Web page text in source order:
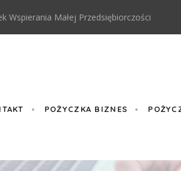
Wspierania Małej Przedsiębiorczości
POŻYCZKA BIZNES